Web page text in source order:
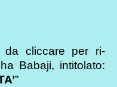
cliccare per ri-
Babaji, intitolato:
”